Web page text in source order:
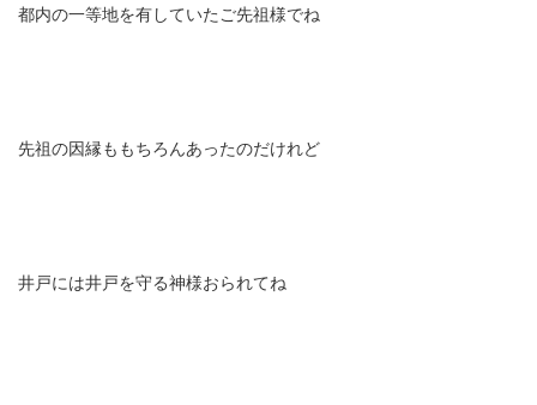
都内の一等地を有していたご先祖様でね
先祖の因縁ももちろんあったのだけれど
井戸には井戸を守る神様おられてね